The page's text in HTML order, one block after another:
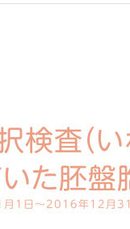
検査（
いた胚
月1日〜2016年12月